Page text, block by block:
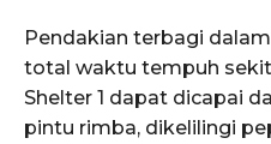
Pendakian terbagi
total waktu tempuh
Shelter 1 dapat dicapai
pintu rimba, dikelilingi